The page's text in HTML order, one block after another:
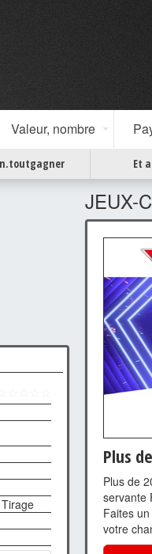
Valeur, nombre
Et
JEUX-
Plus
Plus de
servante
Faites
votre
Tirage